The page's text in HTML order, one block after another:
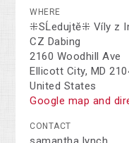
WHERE
⁜SĹedujtĕ⁜ Víly z
CZ Dabing
2160 Woodhill Ave
Ellicott City, MD
United States
Google map and
CONTACT